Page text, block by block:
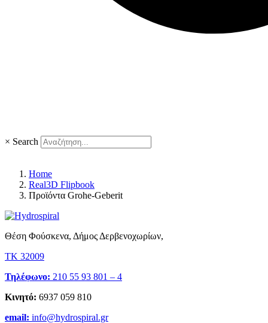
× Search
Home
Real3D Flipbook
Προϊόντα Grohe-Geberit
Θέση Φούσκενα, Δήμος Δερβενοχωρίων,
ΤΚ 32009
Τηλέφωνο: 210 55 93 801 – 4
Κινητό: 6937 059 810
email: info@hydrospiral.gr